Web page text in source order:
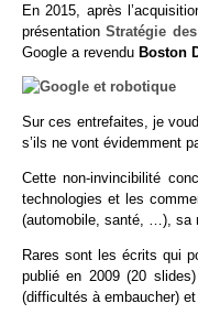
En 2015, après
présentationStratégie
Google a revendu Boston
Sur ces entrefaites, je
s’ils ne vont évidemment
Cette non-invincibilité
technologies et les
(automobile, santé, …), sa
Rares sont les écrits qui
publié en 2009 (20
(difficultés à embaucher)